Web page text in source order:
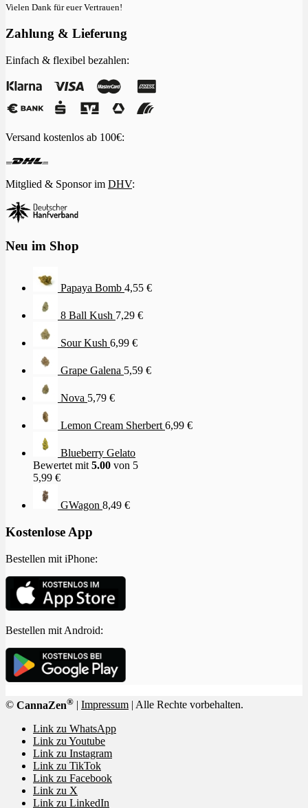
Vielen Dank für euer Vertrauen!
Zahlung & Lieferung
Einfach & flexibel bezahlen:
Versand kostenlos ab 100€:
Mitglied & Sponsor im DHV:
Neu im Shop
Papaya Bomb 4,55 €
8 Ball Kush 7,29 €
Sour Kush 6,99 €
Grape Galena 5,59 €
Nova 5,79 €
Lemon Cream Sherbert 6,99 €
Blueberry Gelato
Bewertet mit 5.00 von 5
5,99 €
GWagon 8,49 €
Kostenlose App
Bestellen mit iPhone:
Bestellen mit Android:
© CannaZen® Impressum | Alle Rechte vorbehalten.
Link zu WhatsApp
Link zu Youtube
Link zu Instagram
Link zu TikTok
Link zu Facebook
Link zu X
Link zu LinkedIn